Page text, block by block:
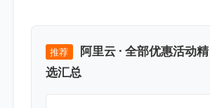
推荐
阿里云 · 全部优惠活动精
选汇总